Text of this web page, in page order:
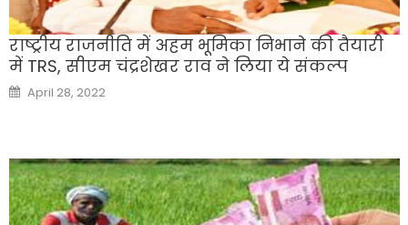
राष्ट्रीय राजनीति में अहम भूमिका निभाने की तैयारी
में TRS, सीएम चंद्रशेखर राव ने लिया ये संकल्प
Posted
on
April 28, 2022